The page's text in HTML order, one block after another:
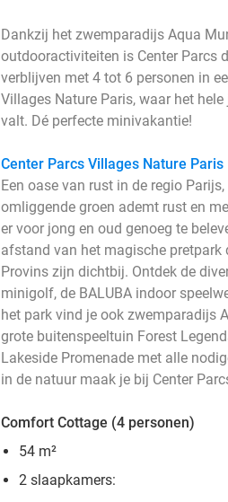
Dankzij het zwemparadijs Aqua
outdooractiviteiten is Center Parcs
verblijven met 4 tot 6 personen in
Villages Nature Paris, waar het
valt. Dé perfecte minivakantie!
Center Parcs Villages Nature Paris
Een oase van rust in de regio
omliggende groen ademt rust en
er voor jong en oud genoeg te
afstand van het magische pretpark
Provins zijn dichtbij. Ontdek de
minigolf, de BALUBA indoor
het park vind je ook zwemparadijs
grote buitenspeeltuin Forest
Lakeside Promenade met alle
in de natuur maak je bij Center
Comfort Cottage (4 personen)
54 m²
2 slaapkamers: